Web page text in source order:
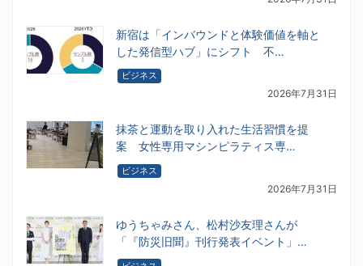
新宿は「インバウンドと体験価値を軸と
した発信型ハブ」にシフト 不…
ビジネス
2026年7月31日
抹茶と運動を取り入れた生活習慣を提
案 女性専用マシンピラティス専…
ビジネス
2026年7月31日
ゆうちゃみさん、松村沙友理さんが
「『防災旧聞』刊行発表イベント」…